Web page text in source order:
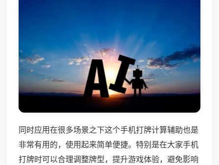
同时应用在很多场景之下这个手机打牌计算辅助也是
非常有用的，使用起来简单便捷。特别是在大家手机
打牌时可以合理调整牌型，提升游戏体验，避免影响